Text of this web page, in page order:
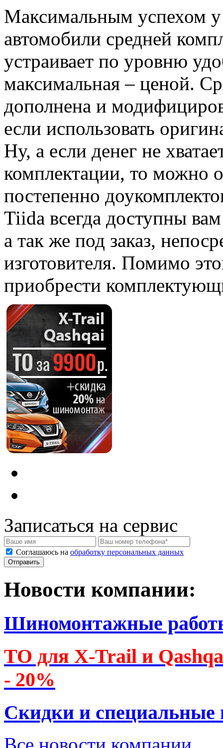
Максимальным успехом у
автомобили средней
устраивает по уровню
максимальная – ценой.
дополнена и
если использовать
Ну, а если денег не
комплектации, то можно
постепенно
Tiida всегда доступны
а так же под заказ,
изготовителя. Помимо
приобрести
Записаться на сервис
Соглашаюсь на обработку персональных данных
Новости компании:
Шиномонтажные
ТО для X-Trail и
- 20%
Скидки и специальные